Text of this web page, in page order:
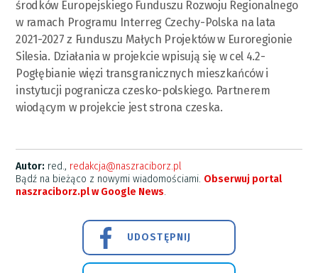
środków Europejskiego Funduszu Rozwoju Regionalnego
w ramach Programu Interreg Czechy-Polska na lata
2021-2027 z Funduszu Małych Projektów w Euroregionie
Silesia. Działania w projekcie wpisują się w cel 4.2-
Pogłębianie więzi transgranicznych mieszkańców i
instytucji pogranicza czesko-polskiego. Partnerem
wiodącym w projekcie jest strona czeska.
Autor: red., redakcja@naszraciborz.pl
Bądź na bieżąco z nowymi wiadomościami. Obserwuj portal
naszraciborz.pl w Google News.
UDOSTĘPNIJ